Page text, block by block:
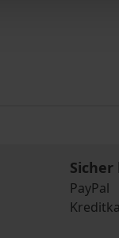
Sicher
PayPal